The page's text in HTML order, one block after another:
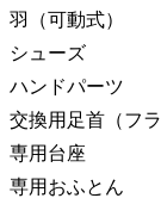
羽（可動式）
シューズ
ハンドパーツ
交換用足首（フラ
専用台座
専用おふとん